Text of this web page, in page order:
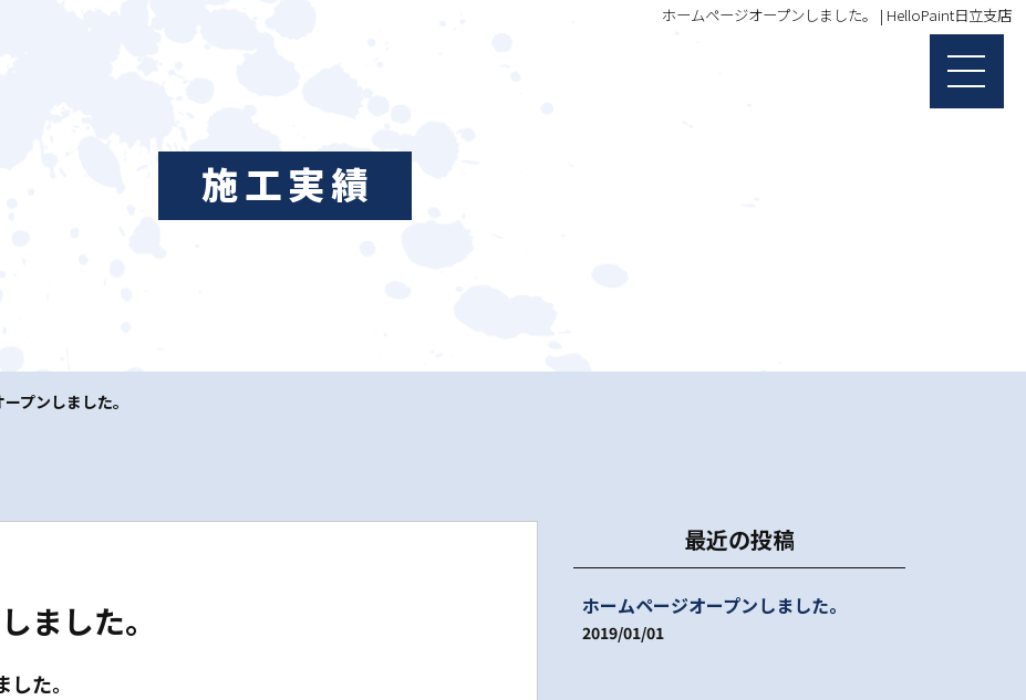
ホームページオープンしました。 | HelloPaint日立支店
施工実績
プンしました。
ました。
た。
最近の投稿
ホームページオープンしました。
2019/01/01